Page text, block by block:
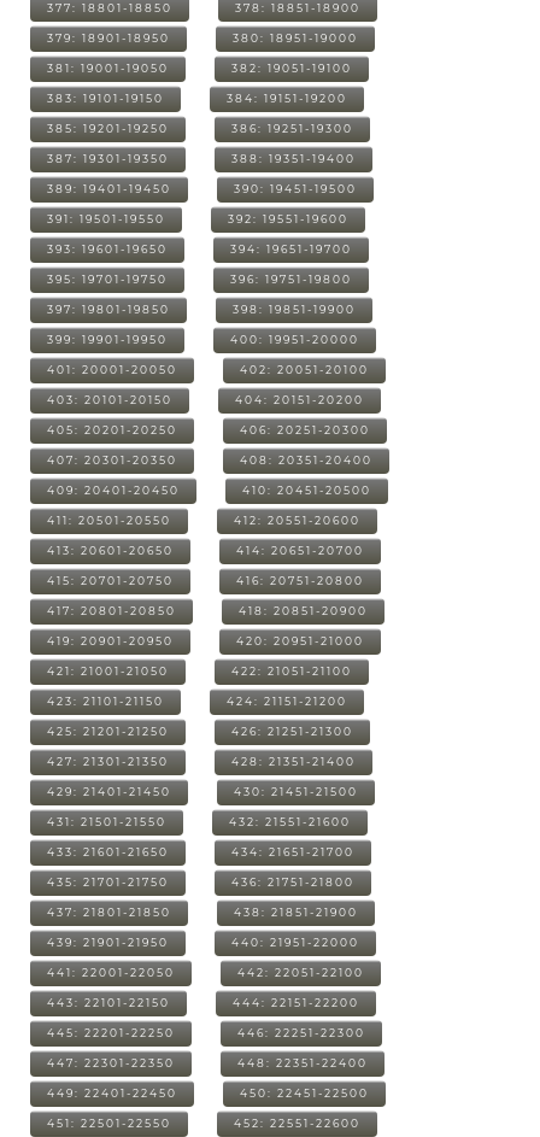
377: 18801-18850 378: 18851-18900
379: 18901-18950 380: 18951-19000
381: 19001-19050 382: 19051-19100
383: 19101-19150 384: 19151-19200
385: 19201-19250 386: 19251-19300
387: 19301-19350 388: 19351-19400
389: 19401-19450 390: 19451-19500
391: 19501-19550 392: 19551-19600
393: 19601-19650 394: 19651-19700
395: 19701-19750 396: 19751-19800
397: 19801-19850 398: 19851-19900
399: 19901-19950 400: 19951-20000
401: 20001-20050 402: 20051-20100
403: 20101-20150 404: 20151-20200
405: 20201-20250 406: 20251-20300
407: 20301-20350 408: 20351-20400
409: 20401-20450 410: 20451-20500
411: 20501-20550 412: 20551-20600
413: 20601-20650 414: 20651-20700
415: 20701-20750 416: 20751-20800
417: 20801-20850 418: 20851-20900
419: 20901-20950 420: 20951-21000
421: 21001-21050 422: 21051-21100
423: 21101-21150 424: 21151-21200
425: 21201-21250 426: 21251-21300
427: 21301-21350 428: 21351-21400
429: 21401-21450 430: 21451-21500
431: 21501-21550 432: 21551-21600
433: 21601-21650 434: 21651-21700
435: 21701-21750 436: 21751-21800
437: 21801-21850 438: 21851-21900
439: 21901-21950 440: 21951-22000
441: 22001-22050 442: 22051-22100
443: 22101-22150 444: 22151-22200
445: 22201-22250 446: 22251-22300
447: 22301-22350 448: 22351-22400
449: 22401-22450 450: 22451-22500
451: 22501-22550 452: 22551-22600